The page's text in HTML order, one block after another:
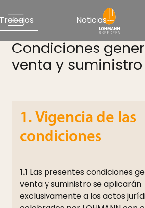
Trabajos Noticias
Condiciones
venta y suministro
1. Vigencia de las
condiciones
1.1 Las presentes condiciones
venta y suministro se aplicarán
exclusivamente a los actos